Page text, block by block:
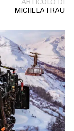
ARTICOLO DI
MICHELA FRAU